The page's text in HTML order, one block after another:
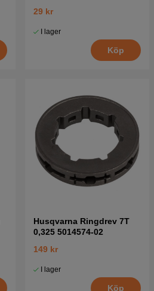
29 kr
I lager
Köp
Husqvarna Ringdrev 7T
0,325 5014574-02
149 kr
I lager
Köp